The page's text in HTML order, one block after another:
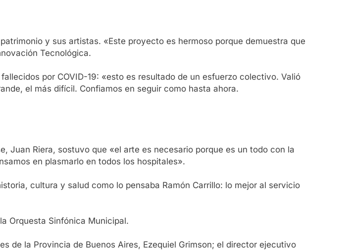
y sus artistas. «Este proyecto es hermoso porque demuestra que
Tecnológica.
por COVID-19: «esto es resultado de un esfuerzo colectivo. Valió
el más difícil. Confiamos en seguir como hasta ahora.
Juan Riera, sostuvo que «el arte es necesario porque es un todo con la
en plasmarlo en todos los hospitales».
cultura y salud como lo pensaba Ramón Carrillo: lo mejor al servicio
Orquesta Sinfónica Municipal.
de la Provincia de Buenos Aires, Ezequiel Grimson; el director ejecutivo